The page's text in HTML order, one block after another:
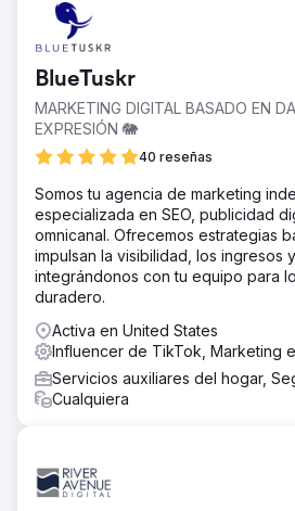
BlueTuskr
MARKETING DIGITAL BASADO EN
EXPRESIÓN 🐘
40 reseñas
Somos tu agencia de marketing
especializada en SEO, publicidad
omnicanal. Ofrecemos estrategias
impulsan la visibilidad, los ingresos
integrándonos con tu equipo para
duradero.
Activa en United States
Influencer de TikTok, Marketing
Servicios auxiliares del hogar,
Cualquiera